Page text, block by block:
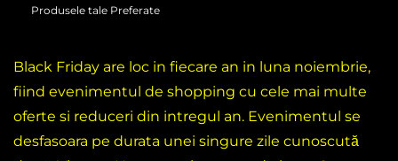
Produsele tale Preferate
Black Friday are loc in fiecare an in luna noiembrie,
fiind evenimentul de shopping cu cele mai multe
oferte si reduceri din intregul an. Evenimentul se
desfasoara pe durata unei singure zile cunoscută